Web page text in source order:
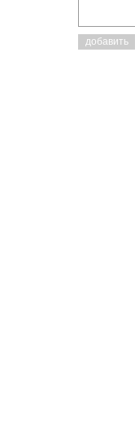
добавить